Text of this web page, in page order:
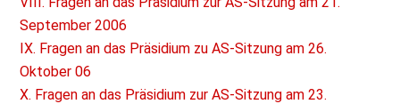
September 2006
IX. Fragen an das Präsidium zu AS-Sitzung am 26.
Oktober 06
X. Fragen an das Präsidium zur AS-Sitzung am 23.